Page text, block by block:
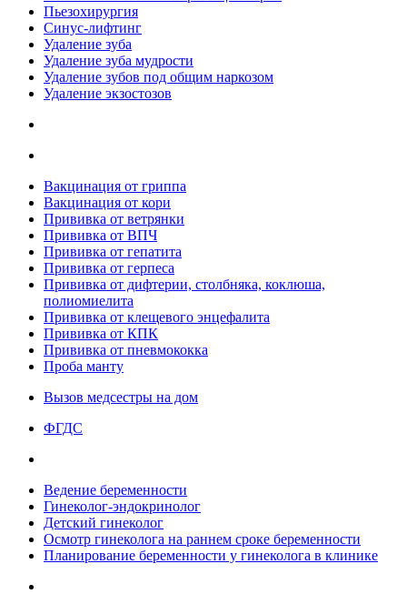
Пьезохирургия
Синус-лифтинг
Удаление зуба
Удаление зуба мудрости
Удаление зубов под общим наркозом
Удаление экзостозов
Вакцинация от гриппа
Вакцинация от кори
Прививка от ветрянки
Прививка от ВПЧ
Прививка от гепатита
Прививка от герпеса
Прививка от дифтерии, столбняка, коклюша,
полиомиелита
Прививка от клещевого энцефалита
Прививка от КПК
Прививка от пневмококка
Проба манту
Вызов медсестры на дом
ФГДС
Ведение беременности
Гинеколог-эндокринолог
Детский гинеколог
Осмотр гинеколога на раннем сроке беременности
Планирование беременности у гинеколога в клинике